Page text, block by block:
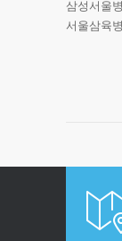
삼성서울
서울삼육